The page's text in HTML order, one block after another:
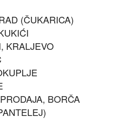
(ČUKARICA)
KRALJEVO
BORČA